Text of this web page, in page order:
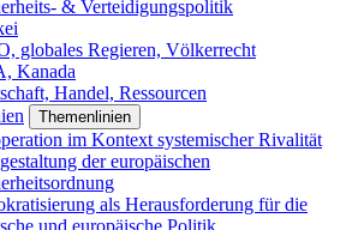
& Verteidigungspolitik
globales Regieren, Völkerrecht
Kanada
Handel, Ressourcen
Themenlinien
im Kontext systemischer Rivalität
der europäischen
als Herausforderung für die
und europäische Politik